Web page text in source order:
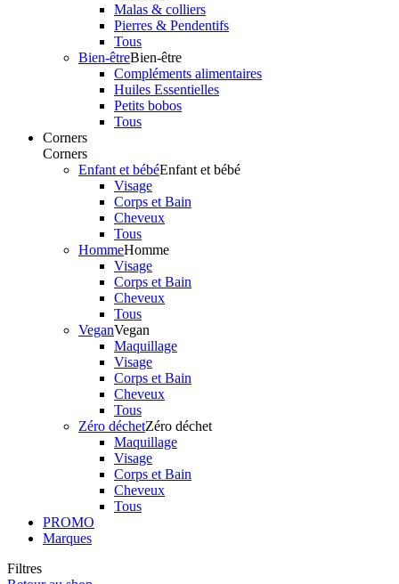
Malas & colliers
Pierres & Pendentifs
Tous
Bien-êtreBien-être
Compléments alimentaires
Huiles Essentielles
Petits bobos
Tous
Corners
Corners
Enfant et bébéEnfant et bébé
Visage
Corps et Bain
Cheveux
Tous
HommeHomme
Visage
Corps et Bain
Cheveux
Tous
VeganVegan
Maquillage
Visage
Corps et Bain
Cheveux
Tous
Zéro déchetZéro déchet
Maquillage
Visage
Corps et Bain
Cheveux
Tous
PROMO
Marques
Filtres